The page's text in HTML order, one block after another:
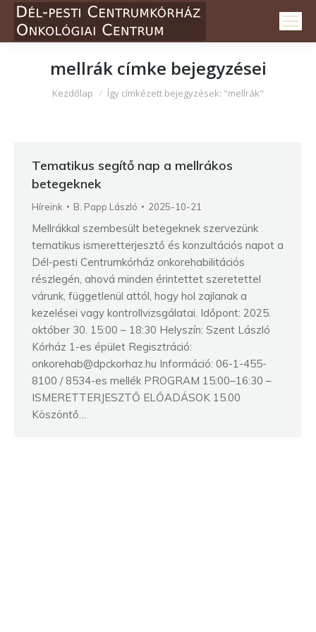
mellrákcímke bejegyzései
Itt vagy:
Kezdőlap Így címkézett bejegyzések: "mellrák"
Tematikus segítő nap a mellrákos
betegeknek
Híreink B. Papp László 2025-10-21
Mellrákkal szembesült betegeknek szervezünk
tematikus ismeretterjesztő és konzultációs napot a
Dél-pesti Centrumkórház onkorehabilitációs
részlegén, ahová minden érintettet szeretettel
várunk, függetlenül attól, hogy hol zajlanak a
kezelései vagy kontrollvizsgálatai. Időpont: 2025.
október 30. 15:00 – 18:30 Helyszín: Szent László
Kórház 1-es épület Regisztráció:
onkorehab@dpckorhaz.hu Információ: 06-1-455-
8100 / 8534-es mellék PROGRAM 15:00–16:30 –
ISMERETTERJESZTŐ ELŐADÁSOK 15.00
Köszöntő…